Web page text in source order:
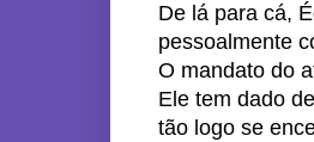
De lá para cá,
pessoalmente
O mandato do
Ele tem dado
tão logo se